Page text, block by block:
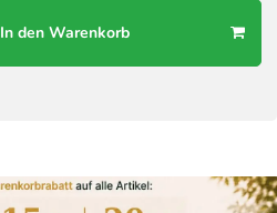
In den Warenkorb